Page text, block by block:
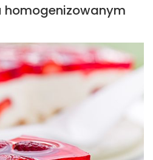
homogenizowanym